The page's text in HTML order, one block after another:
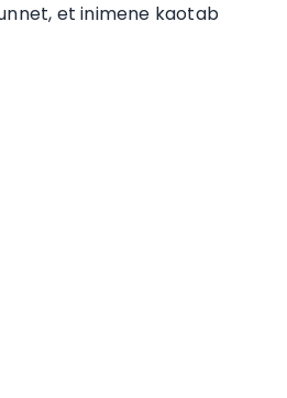
et inimene kaotab